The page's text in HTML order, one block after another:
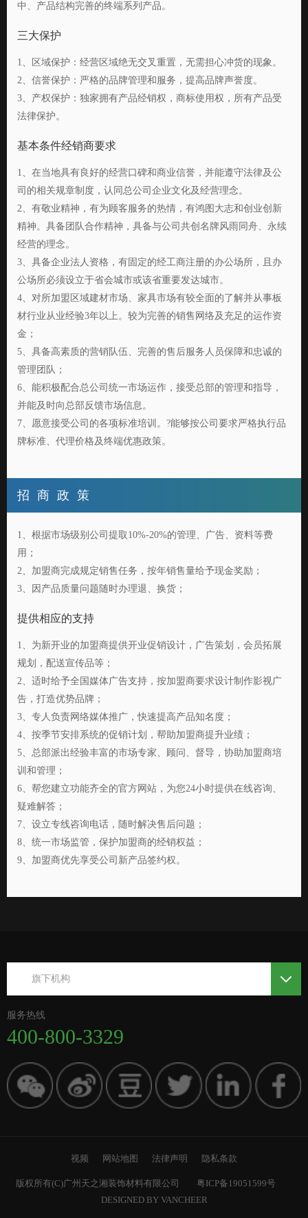
中、产品结构完善的终端系列产品。
三大保护
1、区域保护：经营区域绝无交叉重置，无需担心冲货的现象。
2、信誉保护：严格的品牌管理和服务，提高品牌声誉度。
3、产权保护：独家拥有产品经销权，商标使用权，所有产品受
法律保护。
基本条件经销商要求
1、在当地具有良好的经营口碑和商业信誉，并能遵守法律及公
司的相关规章制度，认同总公司企业文化及经营理念。
2、有敬业精神，有为顾客服务的热情，有鸿图大志和创业创新
精神。具备团队合作精神，具备与公司共创名牌风雨同舟、永续
经营的理念。
3、具备企业法人资格，有固定的经工商注册的办公场所，且办
公场所必须设立于省会城市或该省重要发达城市。
4、对所加盟区域建材市场、家具市场有较全面的了解并从事板
材行业从业经验3年以上。较为完善的销售网络及充足的运作资
金；
5、具备高素质的营销队伍、完善的售后服务人员保障和忠诚的
管理团队；
6、能积极配合总公司统一市场运作，接受总部的管理和指导，
并能及时向总部反馈市场信息。
7、愿意接受公司的各项标准培训。?能够按公司要求严格执行品
牌标准、代理价格及终端优惠政策。
招 商 政 策
1、根据市场级别公司提取10%-20%的管理、广告、资料等费
用；
2、加盟商完成规定销售任务，按年销售量给予现金奖励；
3、因产品质量问题随时办理退、换货；
提供相应的支持
1、为新开业的加盟商提供开业促销设计，广告策划，会员拓展
规划，配送宣传品等；
2、适时给予全国媒体广告支持，按加盟商要求设计制作影视广
告，打造优势品牌；
3、专人负责网络媒体推广，快速提高产品知名度；
4、按季节安排系统的促销计划，帮助加盟商提升业绩；
5、总部派出经验丰富的市场专家、顾问、督导，协助加盟商培
训和管理；
6、帮您建立功能齐全的官方网站，为您24小时提供在线咨询、
疑难解答；
7、设立专线咨询电话，随时解决售后问题；
8、统一市场监管，保护加盟商的经销权益；
9、加盟商优先享受公司新产品签约权。
旗下机构
服务热线
400-800-3329
视频 网站地图 法律声明 隐私条款
版权所有(C)广州天之湘装饰材料有限公司
粤ICP备19051599号
DESIGNED BY VANCHEER